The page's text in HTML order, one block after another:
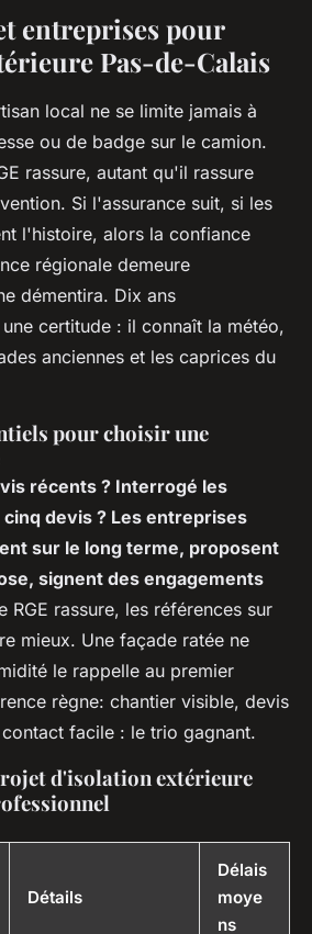
entreprises pour
Pas-de-Calais
local ne se limite jamais à
ou de badge sur le camion.
rassure, autant qu'il rassure
Si l'assurance suit, si les
l'histoire, alors la confiance
régionale demeure
démentira. Dix ans
certitude : il connaît la météo,
anciennes et les caprices du
pour choisir une
récents ? Interrogé les
devis ? Les entreprises
sur le long terme, proposent
signent des engagements
RGE rassure, les références sur
mieux. Une façade ratée ne
le rappelle au premier
règne: chantier visible, devis
facile : le trio gagnant.
d'isolation extérieure
Détails
Délais
moye
ns